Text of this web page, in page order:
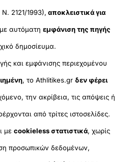
2121/1993), αποκλειστικά για
αυτόματηεμφάνιση της πηγής
δημοσίευμα.
και εμφάνισης περιεχομένου
, το Athlitikes.gr δεν φέρει
την ακρίβεια, τις απόψεις ή
από τρίτες ιστοσελίδες.
μεcookieless στατιστικά, χωρίς
προσωπικών δεδομένων,